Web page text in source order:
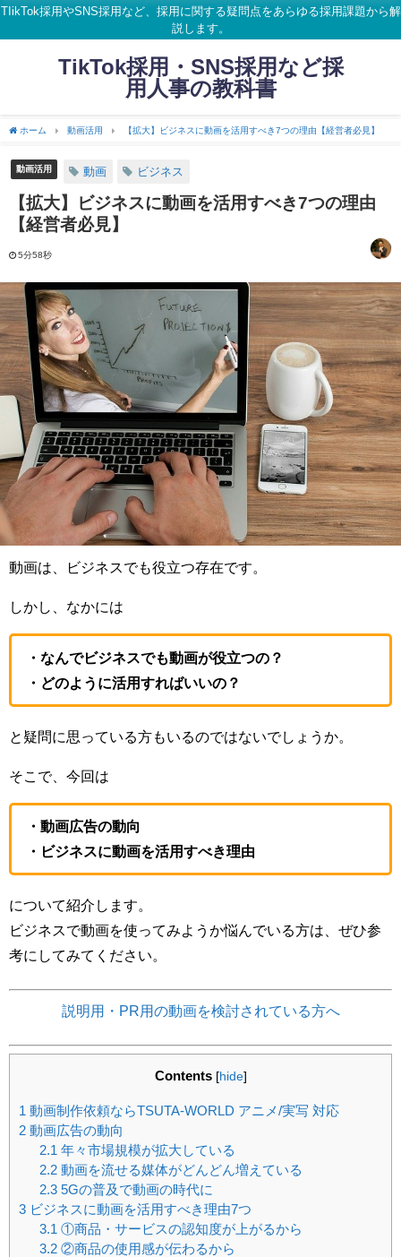
TIikTok採用やSNS採用など、採用に関する疑問点をあらゆる採用課題から解
説します。
TikTok採用・SNS採用など採
用人事の教科書
ホーム 動画活用 【拡大】ビジネスに動画を活用すべき7つの理由【経営者必見】
動画活用 動画 ビジネス
【拡大】ビジネスに動画を活用すべき7つの理由
【経営者必見】
5分58秒
動画は、ビジネスでも役立つ存在です。
しかし、なかには
・なんでビジネスでも動画が役立つの？
・どのように活用すればいいの？
と疑問に思っている方もいるのではないでしょうか。
そこで、今回は
・動画広告の動向
・ビジネスに動画を活用すべき理由
について紹介します。
ビジネスで動画を使ってみようか悩んでいる方は、ぜひ参
考にしてみてください。
説明用・PR用の動画を検討されている方へ
Contents [hide]
1 動画制作依頼ならTSUTA-WORLD アニメ/実写 対応
2 動画広告の動向
2.1 年々市場規模が拡大している
2.2動画を流せる媒体がどんどん増えている
2.35Gの普及で動画の時代に
3 ビジネスに動画を活用すべき理由7つ
3.1 ①商品・サービスの認知度が上がるから
3.2②商品の使用感が伝わるから